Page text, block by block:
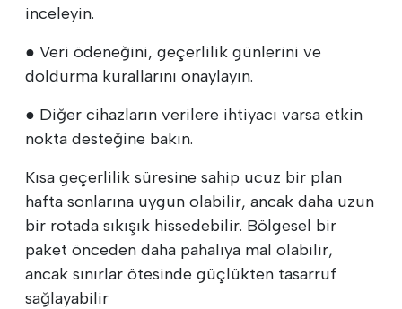
inceleyin.
● Veri ödeneğini, geçerlilik günlerini ve
doldurma kurallarını onaylayın.
● Diğer cihazların verilere ihtiyacı varsa etkin
nokta desteğine bakın.
Kısa geçerlilik süresine sahip ucuz bir plan
hafta sonlarına uygun olabilir, ancak daha uzun
bir rotada sıkışık hissedebilir. Bölgesel bir
paket önceden daha pahalıya mal olabilir,
ancak sınırlar ötesinde güçlükten tasarruf
sağlayabilir